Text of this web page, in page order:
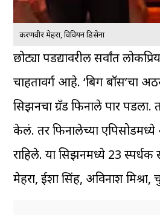
करणवीर मेहरा, विवियन डिसेना
छोट्या पडद्यावरील सर्वांत
चाहतावर्ग आहे. ‘बिग बॉस’चा
सिझनचा ग्रँड फिनाले पार
केलं. तर फिनालेच्या एपिसोडमध्ये
राहिले. या सिझनमध्ये 23 स्पर्धक
मेहरा, ईशा सिंह, अविनाश